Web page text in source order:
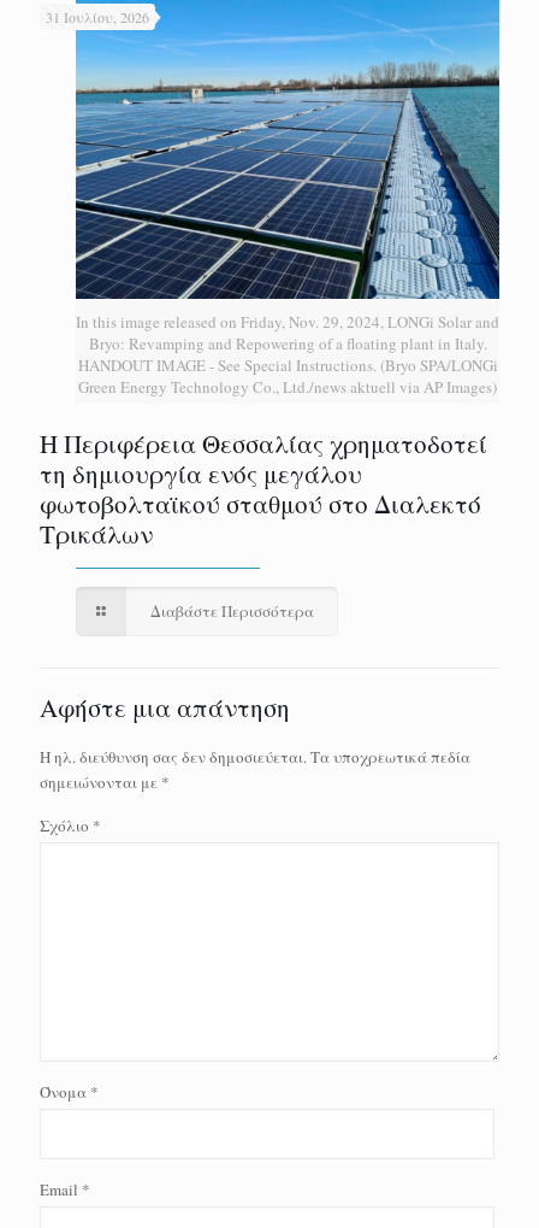
In this image released on Friday, Nov. 29, 2024, LONGi Solar and
Bryo: Revamping and Repowering of a floating plant in Italy.
HANDOUT IMAGE - See Special Instructions. (Bryo SPA/LONGi
Green Energy Technology Co., Ltd./news aktuell via AP Images)
31 Ιουλίου, 2026
H Περιφέρεια Θεσσαλίας χρηματοδοτεί
τη δημιουργία ενός μεγάλου
φωτοβολταϊκού σταθμού στο Διαλεκτό
Τρικάλων
Διαβάστε Περισσότερα
Αφήστε μια απάντηση
Η ηλ. διεύθυνση σας δεν δημοσιεύεται.Τα υποχρεωτικά πεδία
σημειώνονται με *
Σχόλιο *
Όνομα *
Email *